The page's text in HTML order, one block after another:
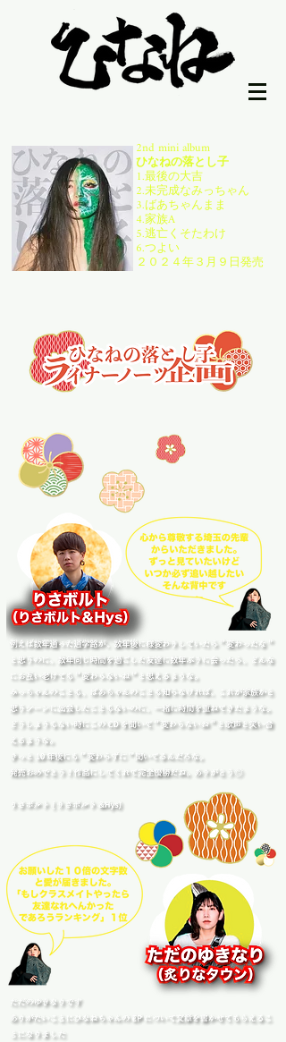
2nd mini album
ひなねの落とし子
1.最後の大吉
2.未完成なみっちゃん
3.ばあちゃんまま
4.家族A
5.逃亡くそたわけ
6.つよい
２０２４年３月９日発売